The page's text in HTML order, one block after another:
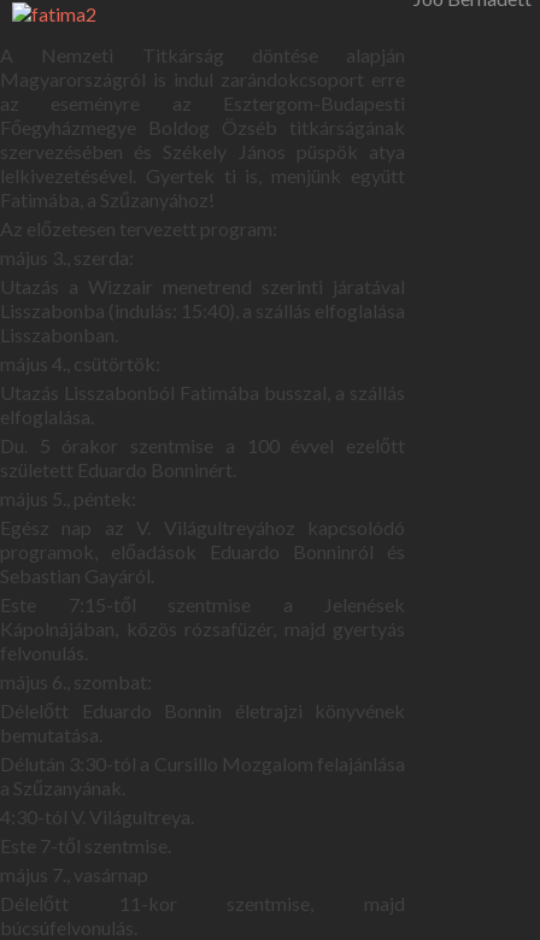
A Nemzeti Titkárság döntése alapján
Magyarországról is indul zarándokcsoport erre
az eseményre az Esztergom-Budapesti
Főegyházmegye Boldog Özséb titkárságának
szervezésében és Székely János püspök atya
lelkivezetésével. Gyertek ti is, menjünk együtt
Fatimába, a Szűzanyához!
Az előzetesen tervezett program:
május 3., szerda:
Utazás a Wizzair menetrend szerinti járatával
Lisszabonba (indulás: 15:40), a szállás elfoglalása
Lisszabonban.
május 4., csütörtök:
Utazás Lisszabonból Fatimába busszal, a szállás
elfoglalása.
Du. 5 órakor szentmise a 100 évvel ezelőtt
született Eduardo Bonninért.
május 5., péntek:
Egész nap az V. Világultreyához kapcsolódó
programok, előadások Eduardo Bonninról és
Sebastian Gayáról.
Este 7:15-től szentmise a Jelenések
Kápolnájában, közös rózsafüzér, majd gyertyás
felvonulás.
május 6., szombat:
Délelőtt Eduardo Bonnin életrajzi könyvének
bemutatása.
Délután 3:30-tól a Cursillo Mozgalom felajánlása
a Szűzanyának.
4:30-tól V. Világultreya.
Este 7-től szentmise.
május 7., vasárnap
Délelőtt 11-kor szentmise, majd
búcsúfelvonulás.